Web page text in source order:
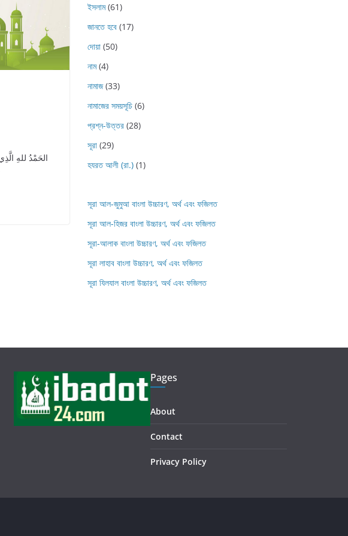
ইসলাম(61)
জানতে হবে (17)
দোয়া (50)
নাম(4)
নামাজ(33)
নামাজের সময়সূচি (6)
প্রশ্ন-উত্তর (28)
সূরা (29)
হযরত আলী (রা.) (1)
সূরা আল-জুমুআ বাংলা উচ্চারণ, অর্থ এবং ফজিলত
সূরা আল-হিজর বাংলা উচ্চারণ, অর্থ এবং ফজিলত
সূরা-আলাক বাংলা উচ্চারণ, অর্থ এবং ফজিলত
সূরা লাহাব‌‌‌ বাংলা উচ্চারণ, অর্থ এবং ফজিলত
সূরা যিলযাল বাংলা উচ্চারণ, অর্থ এবং ফজিলত
Pages
About
Contact
Privacy Policy